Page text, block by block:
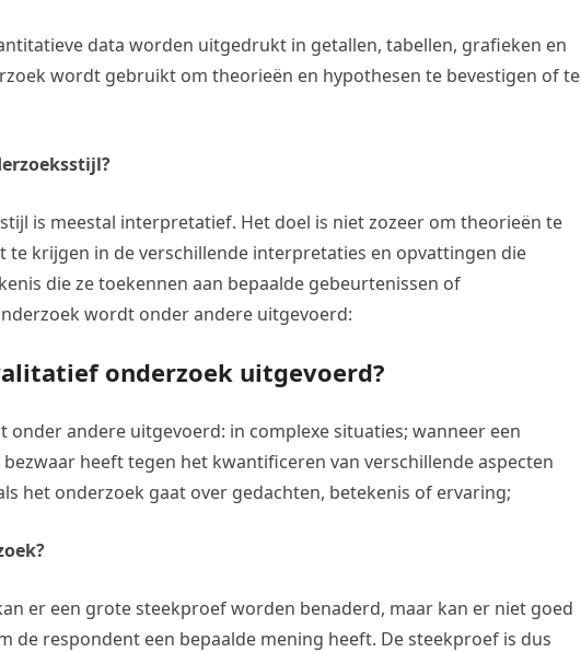
data worden uitgedrukt in getallen, tabellen, grafieken en
wordt gebruikt om theorieën en hypothesen te bevestigen of te
is meestal interpretatief. Het doel is niet zozeer om theorieën te
te krijgen in de verschillende interpretaties en opvattingen die
die ze toekennen aan bepaalde gebeurtenissen of
wordt onder andere uitgevoerd:
onderzoek uitgevoerd?
andere uitgevoerd: in complexe situaties; wanneer een
heeft tegen het kwantificeren van verschillende aspecten
het onderzoek gaat over gedachten, betekenis of ervaring;
er een grote steekproef worden benaderd, maar kan er niet goed
de respondent een bepaalde mening heeft. De steekproef is dus